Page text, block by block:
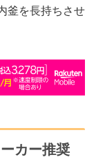
釜を長持ちさせ
カー推奨